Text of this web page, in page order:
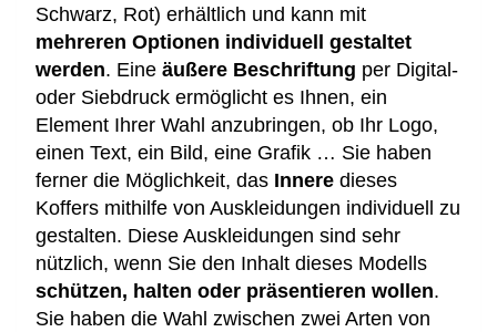
Schwarz, Rot) erhältlich und kann mit
mehreren Optionen individuell gestaltet
werden. Eine äußere Beschriftung per Digital-
oder Siebdruck ermöglicht es Ihnen, ein
Element Ihrer Wahl anzubringen, ob Ihr Logo,
einen Text, ein Bild, eine Grafik … Sie haben
ferner die Möglichkeit, das Innere dieses
Koffers mithilfe von Auskleidungen individuell zu
gestalten. Diese Auskleidungen sind sehr
nützlich, wenn Sie den Inhalt dieses Modells
schützen, halten oder präsentieren wollen.
Sie haben die Wahl zwischen zwei Arten von